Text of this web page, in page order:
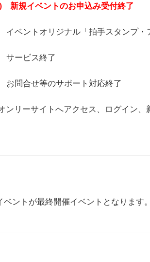
新規イベントのお申込み受付終了
イベントオリジナル「拍手スタンプ
サービス終了
お問合せ等のサポート対応終了
ンリーサイトへアクセス、ログイン
ントが最終開催イベントとなります。